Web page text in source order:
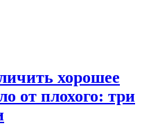
хорошее
от плохого: три